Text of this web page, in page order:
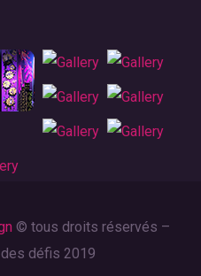
© tous droits réservés –
des défis 2019